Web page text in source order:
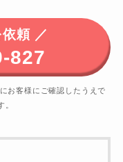
頼 ／
827
お客様にご確認したうえで
。